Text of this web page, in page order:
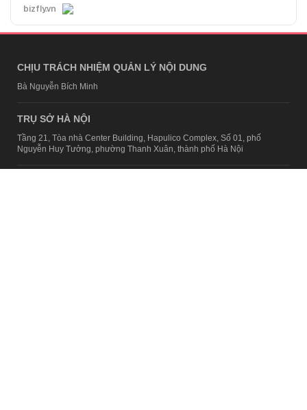
bizfly.vn
CHỊU TRÁCH NHIỆM QUẢN LÝ NỘI DUNG
Bà Nguyễn Bích Minh
TRỤ SỞ HÀ NỘI
Tầng 21, Tòa nhà Center Building, Hapulico Complex, Số 01, phố
Nguyễn Huy Tưởng, phường Thanh Xuân, thành phố Hà Nội